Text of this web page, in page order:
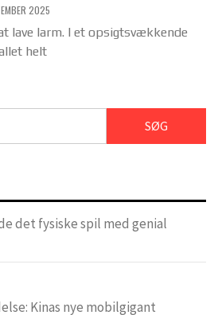
2025
lave larm. I et opsigtsvækkende
helt
det fysiske spil med genial
Kinas nye mobilgigant